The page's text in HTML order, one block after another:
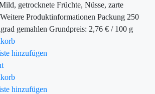
getrocknete Früchte, Nüsse, zarte
Produktinformationen Packung 250
gemahlen Grundpreis: 2,76 € / 100 g
hinzufügen
hinzufügen